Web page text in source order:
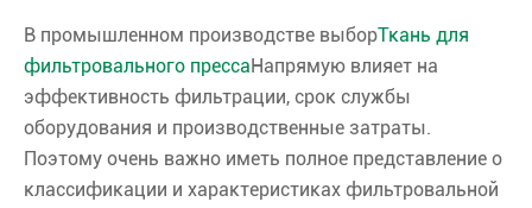
В промышленном производстве выборТкань для
фильтровального прессаНапрямую влияет на
эффективность фильтрации, срок службы
оборудования и производственные затраты.
Поэтому очень важно иметь полное представление о
классификации и характеристиках фильтровальной